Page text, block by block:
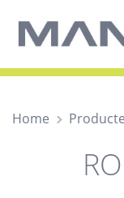
Home